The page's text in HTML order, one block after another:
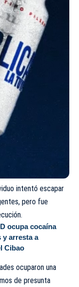
intentó escapar
pero fue
ocupa cocaína
y arresta a
Cibao
ocuparon una
de presunta